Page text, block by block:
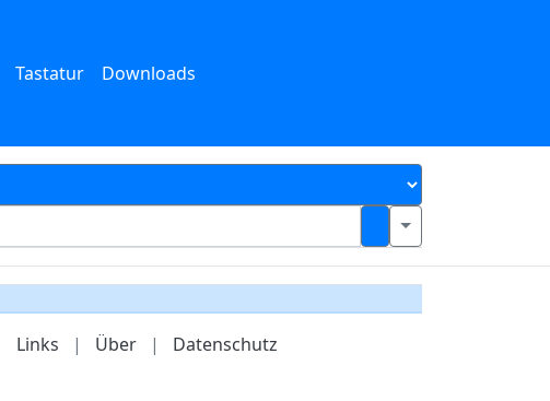
Tastatur Downloads
Links | Über | Datenschutz